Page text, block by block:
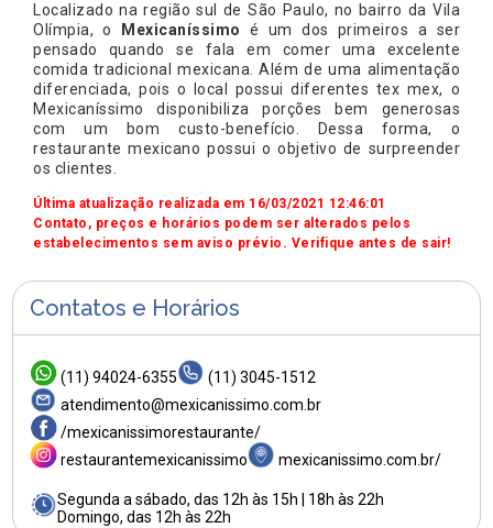
Localizado na região sul de São Paulo, no bairro da Vila
Olímpia, o
Mexicaníssimo
é um dos primeiros a ser
pensado quando se fala em comer uma excelente
comida tradicional mexicana. Além de uma alimentação
diferenciada, pois o local possui diferentes tex mex, o
Mexicaníssimo disponibiliza porções bem generosas
com um bom custo-benefício. Dessa forma, o
restaurante mexicano possui o objetivo de surpreender
os clientes.
Última atualização realizada em 16/03/2021 12:46:01
Contato, preços e horários podem ser alterados pelos
estabelecimentos sem aviso prévio. Verifique antes de sair!
Contatos e Horários
(11) 94024-6355
(11) 3045-1512
atendimento@mexicanissimo.com.br
/mexicanissimorestaurante/
restaurantemexicanissimo
mexicanissimo.com.br/
Segunda a sábado, das 12h às 15h | 18h às 22h
Domingo, das 12h às 22h